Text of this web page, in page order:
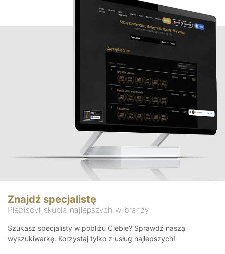
Znajdź specjalistę
Plebiscyt skupia najlepszych w branży
Szukasz specjalisty w pobliżu Ciebie? Sprawdź naszą
wyszukiwarkę. Korzystaj tylko z usług najlepszych!